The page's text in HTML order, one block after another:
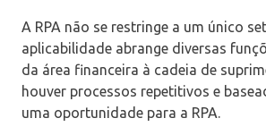
A RPA não se restringe a um único
aplicabilidade abrange diversas
da área financeira à cadeia de
houver processos repetitivos e
uma oportunidade para a RPA.